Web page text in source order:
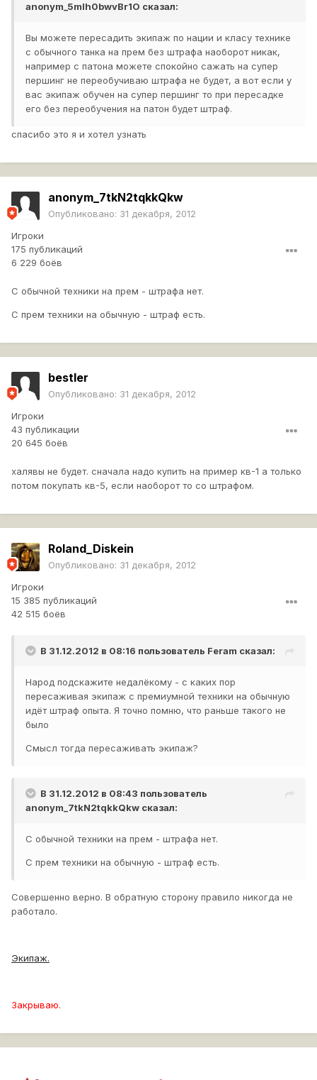
anonym_5mlh0bwvBr1O сказал:
Вы можете пересадить экипаж по нации и класу технике
с обычного танка на прем без штрафа наоборот никак,
например с патона можете спокойно сажать на супер
першинг не переобучиваю штрафа не будет, а вот если у
вас экипаж обучен на супер першинг то при пересадке
его без переобучения на патон будет штраф.
спасибо это я и хотел узнать
anonym_7tkN2tqkkQkw
Опубликовано: 31 декабря, 2012
Игроки
175 публикаций
6 229 боёв
С обычной техники на прем - штрафа нет.
С прем техники на обычную - штраф есть.
bestler
Опубликовано: 31 декабря, 2012
Игроки
43 публикации
20 645 боёв
халявы не будет. сначала надо купить на пример кв-1 а только
потом покупать кв-5, если наоборот то со штрафом.
Roland_Diskein
Опубликовано: 31 декабря, 2012
Игроки
15 385 публикаций
42 515 боёв
В 31.12.2012 в 08:16 пользователь Feram сказал:
Народ подскажите недалёкому - с каких пор
пересаживая экипаж с премиумной техники на обычную
идёт штраф опыта. Я точно помню, что раньше такого не
было
Смысл тогда пересаживать экипаж?
В 31.12.2012 в 08:43 пользователь
anonym_7tkN2tqkkQkw сказал:
С обычной техники на прем - штрафа нет.
С прем техники на обычную - штраф есть.
Совершенно верно. В обратную сторону правило никогда не
работало.
Экипаж.
Закрываю.